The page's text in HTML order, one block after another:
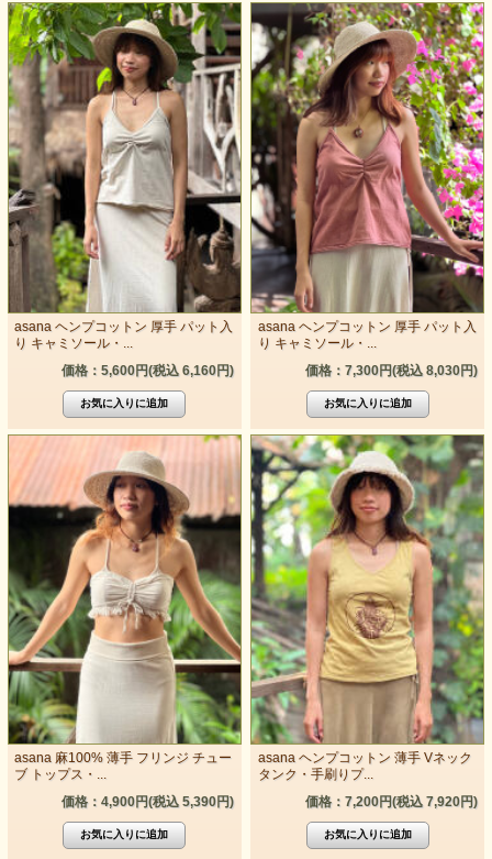
asana ヘンプコットン 厚手 パット入
り キャミソール・...
価格：5,600円(税込 6,160円)
asana ヘンプコットン 厚手 パット入
り キャミソール・...
価格：7,300円(税込 8,030円)
asana 麻100% 薄手 フリンジ チュー
ブ トップス・...
価格：4,900円(税込 5,390円)
asana ヘンプコットン 薄手 Vネック
タンク・手刷りプ...
価格：7,200円(税込 7,920円)